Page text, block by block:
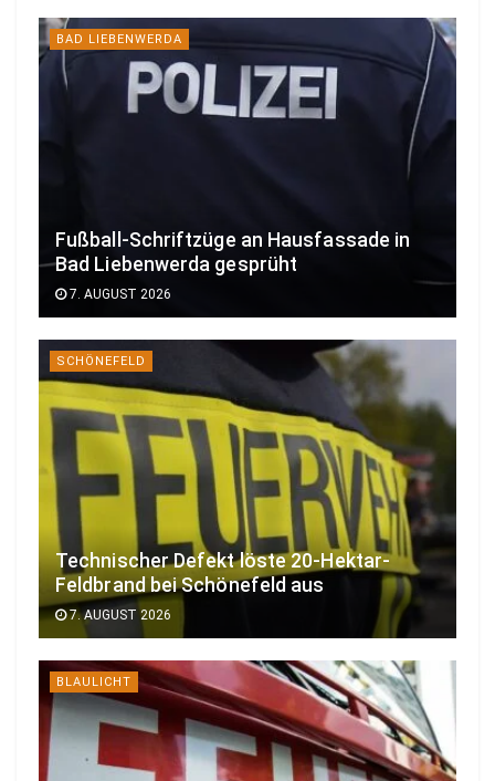
BAD LIEBENWERDA
Fußball-Schriftzüge an Hausfassade in
Bad Liebenwerda gesprüht
7. AUGUST 2026
SCHÖNEFELD
Technischer Defekt löste 20-Hektar-
Feldbrand bei Schönefeld aus
7. AUGUST 2026
BLAULICHT